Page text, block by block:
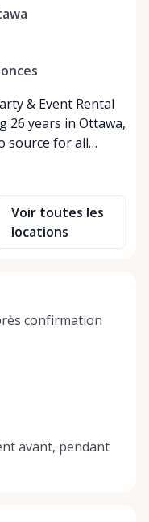
9:00 AM - 5:00 PM
& Event Rental
source for all
our offerings
in the power of
to rent out their
while making a
to
our part to
Voir toutes les
locations
confirmation
avant, pendant